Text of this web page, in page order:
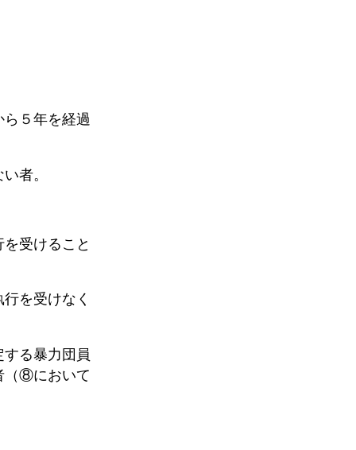
５年を経過
者。
受けること
を受けなく
る暴力団員
⑧において